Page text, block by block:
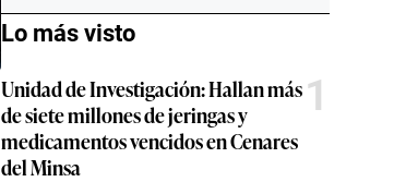
Lo más visto
Unidad de Investigación: Hallan más
de siete millones de jeringas y
medicamentos vencidos en Cenares
del Minsa
1